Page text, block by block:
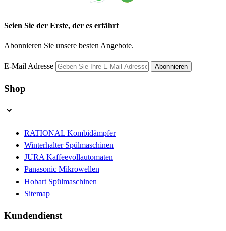
Seien Sie der Erste, der es erfährt
Abonnieren Sie unsere besten Angebote.
E-Mail Adresse Abonnieren
Shop
RATIONAL Kombidämpfer
Winterhalter Spülmaschinen
JURA Kaffeevollautomaten
Panasonic Mikrowellen
Hobart Spülmaschinen
Sitemap
Kundendienst